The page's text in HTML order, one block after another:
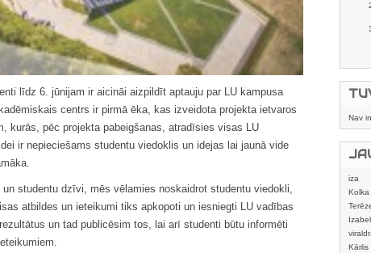
līdz 6. jūnijam ir aicināi aizpildīt aptauju par LU kampusa
centrs ir pirmā ēka, kas izveidota projekta ietvaros
kurās, pēc projekta pabeigšanas, atradīsies visas LU
ir nepieciešams studentu viedoklis un idejas lai jaunā vide
studentu dzīvi, mēs vēlamies noskaidrot studentu viedokli,
atbildes un ieteikumi tiks apkopoti un iesniegti LU vadības
un tad publicēsim tos, lai arī studenti būtu informēti
Nav
iza
Kolka
Kārlis